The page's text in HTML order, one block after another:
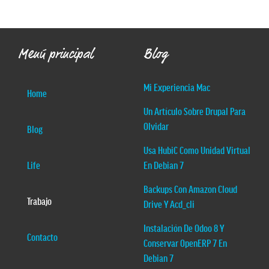
Menú principal
Home
Blog
Life
Trabajo
Contacto
Blog
Mi Experiencia Mac
Un Artículo Sobre Drupal Para
Olvidar
Usa HubiC Como Unidad Virtual
En Debian 7
Backups Con Amazon Cloud
Drive Y Acd_cli
Instalación De Odoo 8 Y
Conservar OpenERP 7 En
Debian 7